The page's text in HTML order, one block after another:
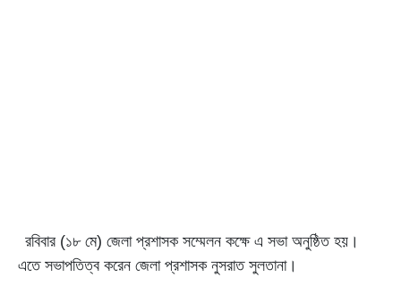
রবিবার (১৮ মে) জেলা প্রশাসক সম্মেলন কক্ষে এ সভা অনুষ্ঠিত হয়।
এতে সভাপতিত্ব করেন জেলা প্রশাসক নুসরাত সুলতানা।